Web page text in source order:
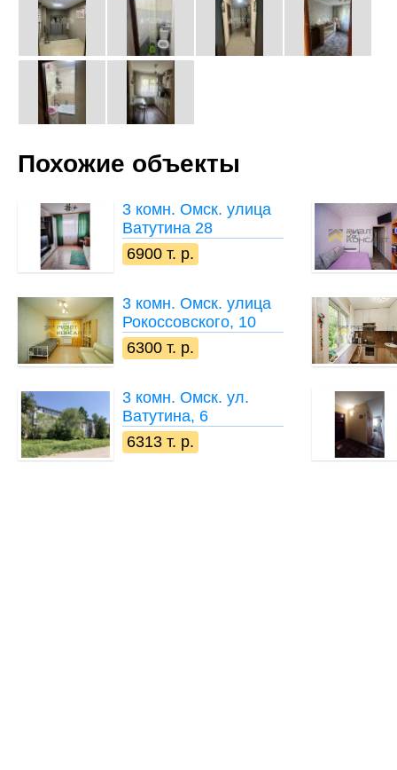
Похожие объекты
3 комн. Омск. улица
Ватутина 28
6900 т. р.
3 комн. Омск. улица
Рокоссовского, 10
6300 т. р.
3 комн. Омск. ул.
Ватутина, 6
6313 т. р.